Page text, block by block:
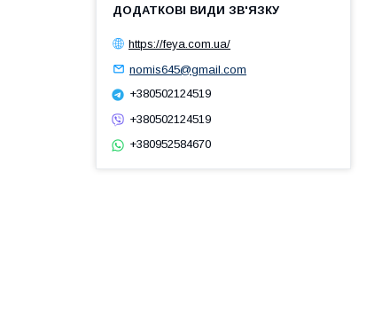
https://feya.com.ua/
nomis645@gmail.com
+380502124519
+380502124519
+380952584670